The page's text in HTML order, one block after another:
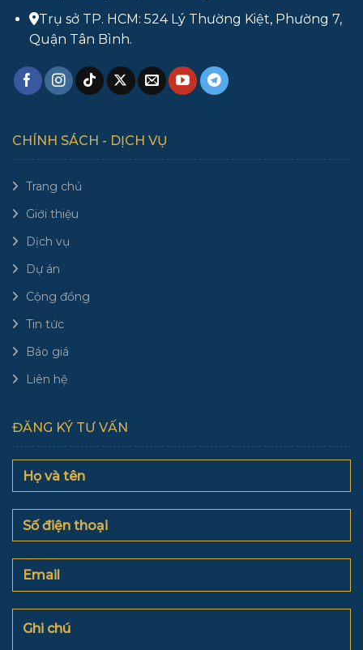
Trụ sở TP. HCM: 524 Lý Thường Kiệt, Phường 7,
Quận Tân Bình.
CHÍNH SÁCH - DỊCH VỤ
Trang chủ
Giới thiệu
Dịch vụ
Dự án
Cộng đồng
Tin tức
Báo giá
Liên hệ
ĐĂNG KÝ TƯ VẤN